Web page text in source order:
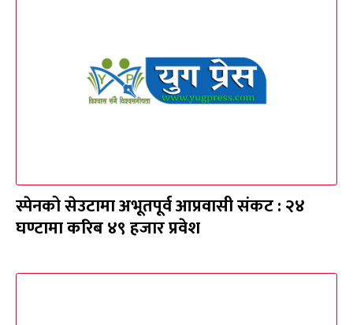
स्पेनको सेउटामा अभूतपूर्व आप्रवासी संकट : २४
घण्टामा करिब ४९ हजार प्रवेश